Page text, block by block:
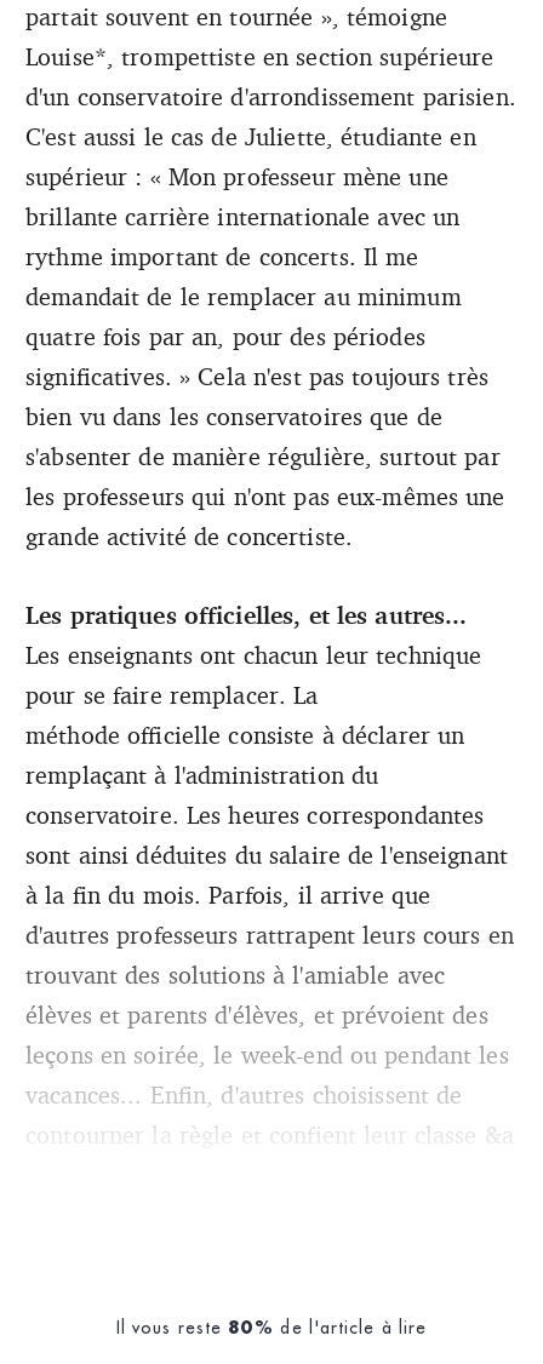
partait souvent en tournée », témoigne
Louise*, trompettiste en section supérieure
d'un conservatoire d'arrondissement parisien.
C'est aussi le cas de Juliette, étudiante en
supérieur : « Mon professeur mène une
brillante carrière internationale avec un
rythme important de concerts. Il me
demandait de le remplacer au minimum
quatre fois par an, pour des périodes
significatives. » Cela n'est pas toujours très
bien vu dans les conservatoires que de
s'absenter de manière régulière, surtout par
les professeurs qui n'ont pas eux-mêmes une
grande activité de concertiste.
Les pratiques officielles, et les autres...
Les enseignants ont chacun leur technique
pour se faire remplacer. La
méthode officielle consiste à déclarer un
remplaçant à l'administration du
conservatoire. Les heures correspondantes
sont ainsi déduites du salaire de l'enseignant
à la fin du mois. Parfois, il arrive que
d'autres professeurs rattrapent leurs cours en
trouvant des solutions à l'amiable avec
élèves et parents d'élèves, et prévoient des
leçons en soirée, le week-end ou pendant les
vacances... Enfin, d'autres choisissent de
contourner la règle et confient leur classe &a
Il vous reste 80% de l'article à lire